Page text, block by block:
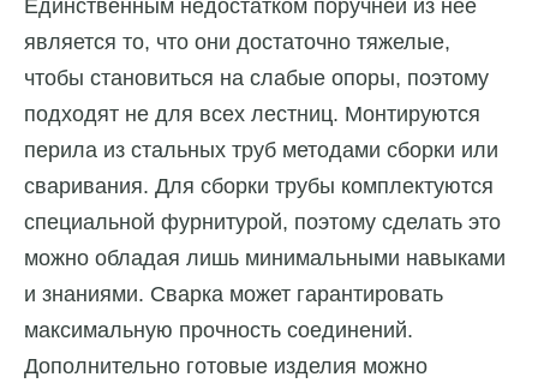
Единственным недостатком поручней из нее
является то, что они достаточно тяжелые,
чтобы становиться на слабые опоры, поэтому
подходят не для всех лестниц. Монтируются
перила из стальных труб методами сборки или
сваривания. Для сборки трубы комплектуются
специальной фурнитурой, поэтому сделать это
можно обладая лишь минимальными навыками
и знаниями. Сварка может гарантировать
максимальную прочность соединений.
Дополнительно готовые изделия можно